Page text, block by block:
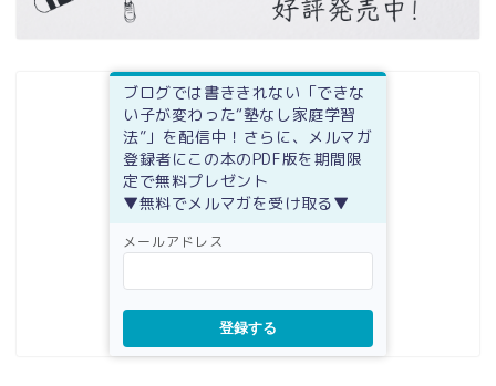
ブログでは書ききれない「できな
い子が変わった“塾なし家庭学習
法”」を配信中！さらに、メルマガ
登録者にこの本のPDF版を期間限
定で無料プレゼント
▼無料でメルマガを受け取る▼
メールアドレス
登録する